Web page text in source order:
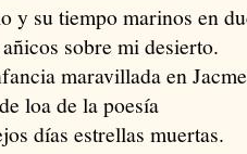
y su tiempo marinos en
sobre mi desierto.
maravillada en
loa de la poesía
días estrellas muertas.